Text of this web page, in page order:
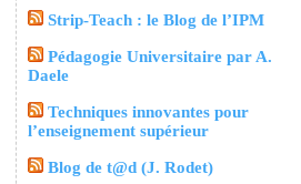
Strip-Teach : le Blog de l’IPM
Pédagogie Universitaire par A.
Daele
Techniques innovantes pour
l’enseignement supérieur
Blog de t@d (J. Rodet)